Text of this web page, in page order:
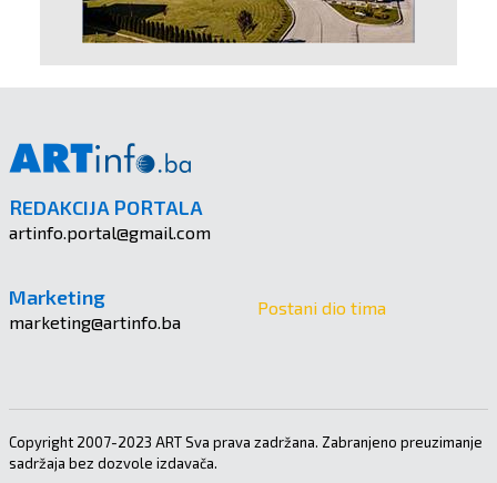
REDAKCIJA PORTALA
artinfo.portal@gmail.com
Marketing
marketing@artinfo.ba
Postani dio tima
Copyright 2007-2023 ART Sva prava zadržana. Zabranjeno preuzimanje
sadržaja bez dozvole izdavača.